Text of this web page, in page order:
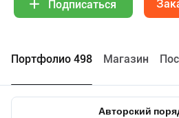
Подписаться
Портфолио 498 Maгазин
Авторский